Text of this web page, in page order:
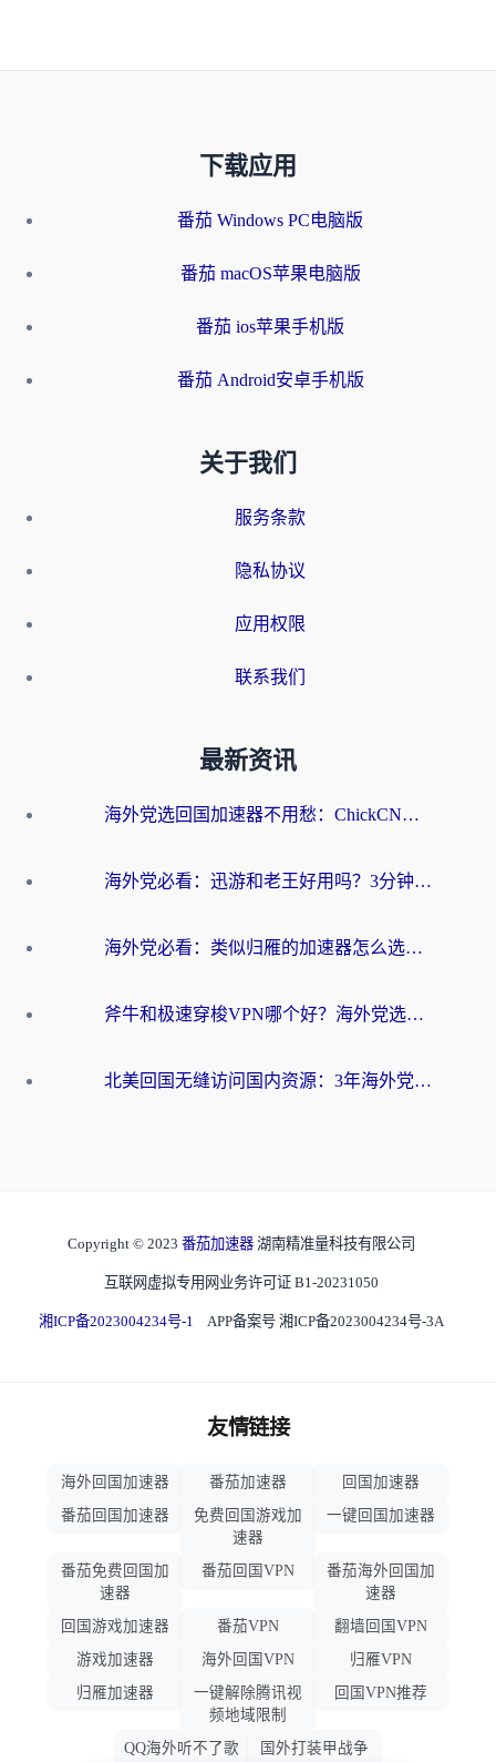
下载应用
番茄 Windows PC电脑版
番茄 macOS苹果电脑版
番茄 ios苹果手机版
番茄 Android安卓手机版
关于我们
服务条款
隐私协议
应用权限
联系我们
最新资讯
海外党选回国加速器不用愁：ChickCN和洞见哪个好？一篇搞定所有疑问
海外党必看：迅游和老王好用吗？3分钟选对加速国内网络的加速器
海外党必看：类似归雁的加速器怎么选？一篇搞定无缝访问国内资源
斧牛和极速穿梭VPN哪个好？海外党选回国加速器必看的真实对比与避坑指南
北美回国无缝访问国内资源：3年海外党亲测的加速器选择指南
Copyright © 2023 番茄加速器 湖南精准量科技有限公司
互联网虚拟专用网业务许可证 B1-20231050
湘ICP备2023004234号-1 APP备案号 湘ICP备2023004234号-3A
友情链接
海外回国加速器 番茄加速器
回国加速器
番茄回国加速器
免费回国游戏加
速器
一键回国加速器
番茄免费回国加
速器
番茄回国VPN
番茄海外回国加
速器
回国游戏加速器
番茄VPN
翻墙回国VPN
游戏加速器
海外回国VPN
归雁VPN
归雁加速器
一键解除腾讯视
频地域限制
回国VPN推荐
QQ海外听不了歌 国外打装甲战争